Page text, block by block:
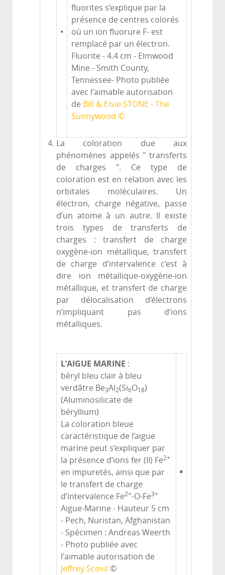
fluorites s’explique par la
présence de centres colorés
où un ion fluorure F- est
remplacé par un électron.
Fluorite - 4.4 cm - Elmwood
Mine - Smith County,
Tennessee- Photo publiée
avec l'aimable autorisation
de Bill & Elsie STONE - The
Sunnywood ©
La coloration due aux
phénomènes appelés " transferts
de charges ". Ce type de
coloration est en relation avec les
orbitales moléculaires. Un
électron, charge négative, passe
d’un atome à un autre. Il existe
trois types de transferts de
charges : transfert de charge
oxygène-ion métallique, transfert
de charge d’intervalence c’est à
dire ion métallique-oxygène-ion
métallique, et transfert de charge
par délocalisation d’électrons
n’impliquant pas d’ions
métalliques.
L’AIGUE MARINE :
béryl bleu clair à bleu
verdâtre Be3Al2(Si6O18)
(Aluminosilicate de
béryllium)
La coloration bleue
caractéristique de l’aigue
marine peut s’expliquer par
la présence d’ions fer (II) Fe2+
en impuretés, ainsi que par
le transfert de charge
d’intervalence Fe2+-O-Fe3+
Aigue-Marine - Hauteur 5 cm
- Pech, Nuristan, Afghanistan
- Spécimen : Andreas Weerth
- Photo publiée avec
l'aimable autorisation de
Jeffrey Scovil ©